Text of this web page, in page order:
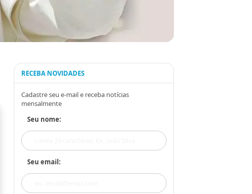
RECEBA NOVIDADES
Cadastre seu e-mail e receba notícias
mensalmente
Seu nome:
Seu email: